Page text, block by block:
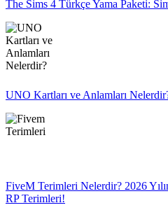
The Sims 4 Türkçe Yama Paketi:
UNO Kartları ve Anlamları
FiveM Terimleri Nelerdir? 2026
RP Terimleri!